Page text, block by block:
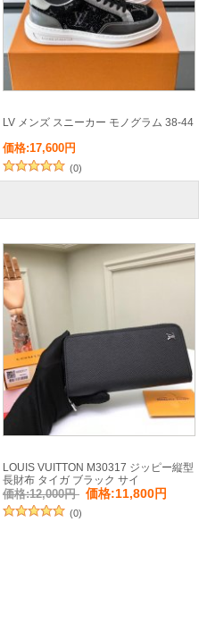
LV メンズ スニーカー モノグラム 38-44
価格:17,600円
(0)
LOUIS VUITTON M30317 ジッピー縦型
長財布 タイガ ブラック サイ
ズ:20x10cm
価格:12,000円 価格:11,800円
(0)